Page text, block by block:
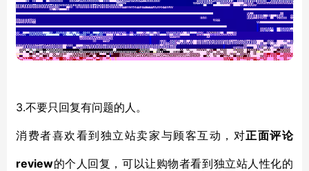
3.不要只 回复有问题的人。
消费者喜欢看到 独立站卖家与顾客互动 ， 对正面评论
review的个人回复 ，可以让购物者看到独立站人性化的